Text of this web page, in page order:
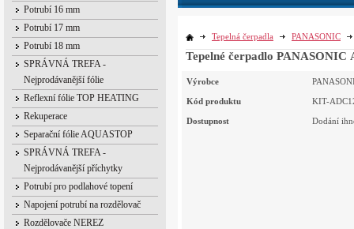
Potrubí 16 mm
Potrubí 17 mm
Potrubí 18 mm
SPRÁVNÁ TREFA -
Nejprodávanější fólie
Reflexní fólie TOP HEATING
Rekuperace
Separační fólie AQUASTOP
SPRÁVNÁ TREFA -
Nejprodávanější příchytky
Potrubí pro podlahové topení
Napojení potrubí na rozdělovač
Rozdělovače NEREZ
Tepelná čerpadla PANASONIC
Tepelné čerpadlo
Výrobce
Kód produktu KIT-
Dostupnost Dodání